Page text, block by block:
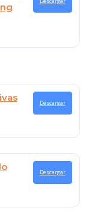
Descargar
Descargar